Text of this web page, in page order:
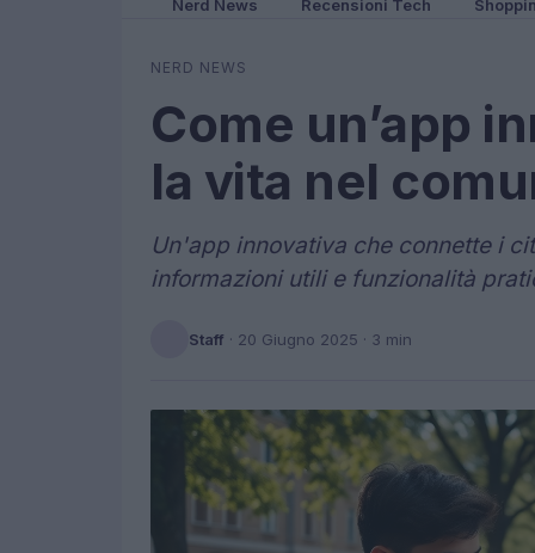
Nerd News Recensioni Tech
NERD NEWS
Come un’app
la vita nel
Un'app innovativa che connette i
informazioni utili e funzionalità
Staff · 20 Giugno 2025 · 3 min